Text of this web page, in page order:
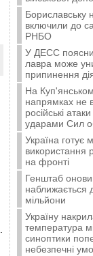
Бориславську
включили до
РНБО
У ДЕСС
лавра може
припинення
На
напрямках не
російські
ударами Сил
Україна готує
використання
на фронті
Генштаб
наближається
мільйони
Україну
температура
синоптики
небезпечні